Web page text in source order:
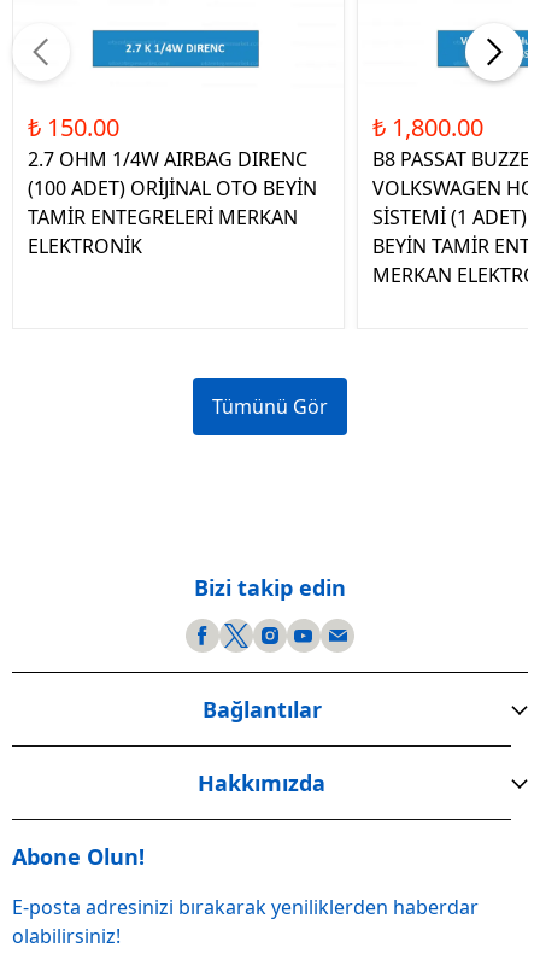
₺ 150.00
2.7 OHM 1/4W AIRBAG DIRENC
(100 ADET) ORİJİNAL OTO BEYİN
TAMİR ENTEGRELERİ MERKAN
ELEKTRONİK
₺ 1,800.00
B8 PASSAT
VOLKSWAGEN
SİSTEMİ (1 ADET)
BEYİN TAMİR
MERKAN
Tümünü Gör
Bizi takip edin
Bağlantılar
Hakkımızda
Abone Olun!
E-posta adresinizi bırakarak yeniliklerden haberdar
olabilirsiniz!